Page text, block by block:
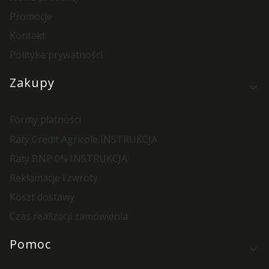
Promocje
Kontakt
Polityka prywatności
Zakupy
Formy płatności
Raty Credit Agricole INSTRUKCJA
Raty BNP 0% INSTRUKCJA
Reklamacje i zwroty
Koszt dostawy
Czas realizacji zamówienia
Pomoc